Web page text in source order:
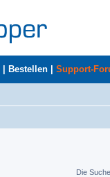
Bestellen Support-
Die